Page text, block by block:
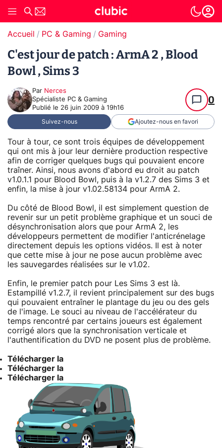
Accueil PC & Gaming Gaming
C'est jour de patch : ArmA 2 , Blood
Bowl , Sims 3
Par Nerces
Spécialiste PC & Gaming
Publié le 26 juin 2009 à 19h16
0
Suivez-nous Ajoutez-nous en favori
Tour à tour, ce sont trois équipes de développement
qui ont mis à jour leur dernière production respective
afin de corriger quelques bugs qui pouvaient encore
traîner. Ainsi, nous avons d'abord eu droit au patch
v1.0.1.1 pour Blood Bowl, puis à la v1.2.7 des Sims 3 et
enfin, la mise à jour v1.02.58134 pour ArmA 2.
Du côté de Blood Bowl, il est simplement question de
revenir sur un petit problème graphique et un souci de
désynchronisation alors que pour ArmA 2, les
développeurs permettent de modifier l'anticrénelage
directement depuis les options vidéos. Il est à noter
que cette mise à jour ne pose aucun problème avec
les sauvegardes réalisées sur le v1.02.
Enfin, le premier patch pour Les Sims 3 est là.
Estampillé v1.2.7, il revient principalement sur des bugs
qui pouvaient entraîner le plantage du jeu ou des gels
de l'image. Le souci au niveau de l'accélérateur du
temps rencontré par certains joueurs est également
corrigé alors que la synchronisation verticale et
l'authentification du DVD ne posent plus de problème.
Télécharger la
Télécharger la
Télécharger la